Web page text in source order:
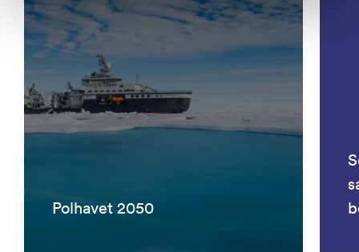
Polhavet 2050